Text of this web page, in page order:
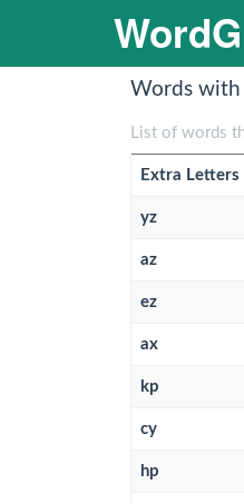
Words
List of words
Extra Letters
yz
az
ez
ax
kp
cy
hp